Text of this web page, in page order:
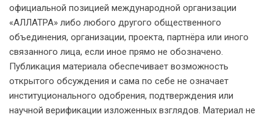
официальной позицией международной организации
«АЛЛАТРА» либо любого другого общественного
объединения, организации, проекта, партнёра или иного
связанного лица, если иное прямо не обозначено.
Публикация материала обеспечивает возможность
открытого обсуждения и сама по себе не означает
институционального одобрения, подтверждения или
научной верификации изложенных взглядов. Материал не